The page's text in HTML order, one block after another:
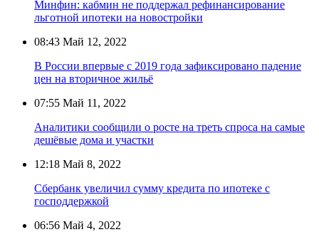
Минфин: кабмин не поддержал рефинансирование
льготной ипотеки на новостройки
08:43 Май 12, 2022
В России впервые с 2019 года зафиксировано падение
цен на вторичное жильё
07:55 Май 11, 2022
Аналитики сообщили о росте на треть спроса на самые
дешёвые дома и участки
12:18 Май 8, 2022
Сбербанк увеличил сумму кредита по ипотеке с
господдержкой
06:56 Май 4, 2022